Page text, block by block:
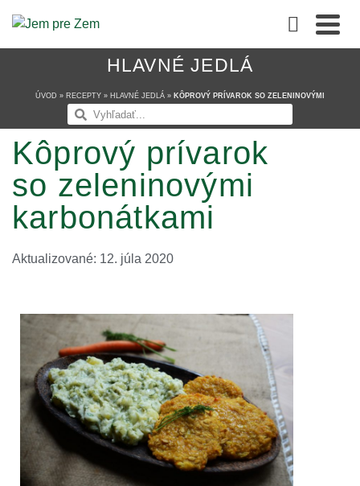
HLAVNÉ JEDLÁ
ÚVOD » RECEPTY » HLAVNÉ JEDLÁ » KÔPROVÝ PRÍVAROK SO ZELENINOVÝMI
Kôprový prívarok
so zeleninovými
karbonátkami
Aktualizované: 12. júla 2020